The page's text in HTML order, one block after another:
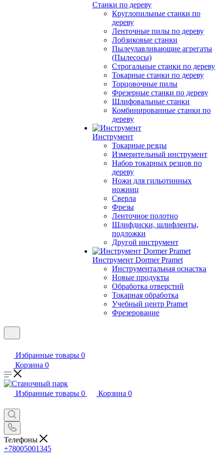
Станки по дереву
Круглопильные станки по
дереву
Ленточные пилы по дереву
Лобзиковые станки
Пылеулавливающие агрегаты
(Пылесосы)
Строгальные станки по дереву
Токарные станки по дереву
Торцовочные пилы
Фрезерные станки по дереву
Шлифовальные станки
Комбинированные станки по
дереву
Инструмент
Токарные резцы
Измерительный инструмент
Набор токарных резцов по
дереву
Ножи для гильотинных
ножниц
Сверла
Фрезы
Ленточное полотно
Шлифдиски, шлифленты,
подложки
Другой инструмент
Инструмент Dormer Pramet
Инструментальная оснастка
Новые продукты
Обработка отверстий
Токарная обработка
Учебный центр Pramet
Фрезерование
Избранные товары 0
Корзина 0
Избранные товары 0 Корзина 0
Телефоны
+78005001345